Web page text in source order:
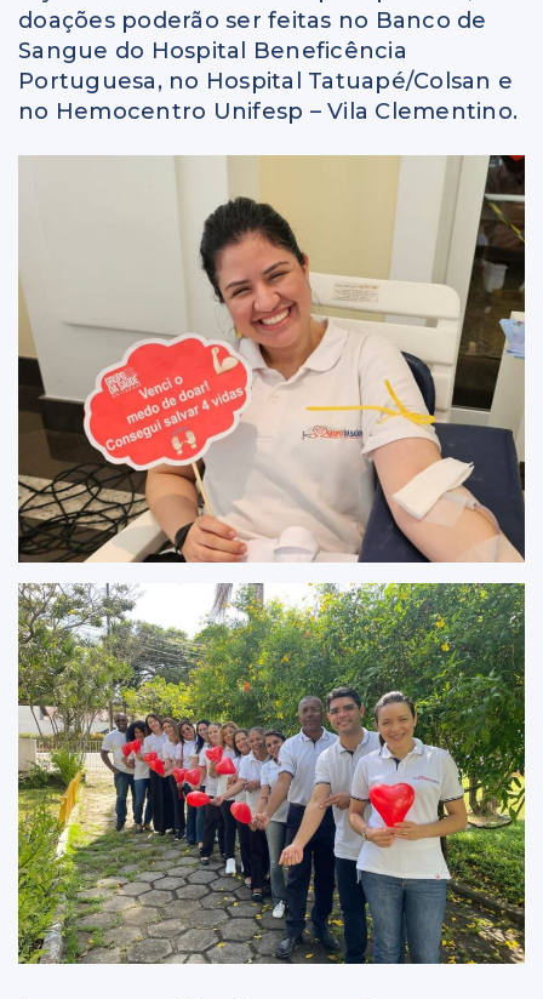
doações poderão ser feitas no Banco de
Sangue do Hospital Beneficência
Portuguesa, no Hospital Tatuapé/Colsan e
no Hemocentro Unifesp – Vila Clementino.